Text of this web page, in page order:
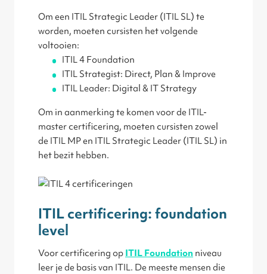
Om een ITIL Strategic Leader (ITIL SL) te
worden, moeten cursisten het volgende
voltooien:
ITIL 4 Foundation
ITIL Strategist: Direct, Plan & Improve
ITIL Leader: Digital & IT Strategy
Om in aanmerking te komen voor de ITIL-
master certificering, moeten cursisten zowel
de ITIL MP en ITIL Strategic Leader (ITIL SL) in
het bezit hebben.
ITIL certificering: foundation
level
Voor certificering op ITIL Foundation niveau
leer je de basis van ITIL. De meeste mensen die